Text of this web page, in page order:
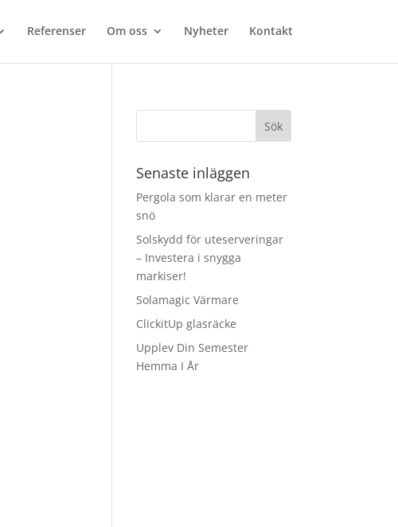
Referenser Om oss Nyheter Kontakt
Senaste inläggen
Pergola som klarar en meter
snö
Solskydd för uteserveringar
– Investera i snygga
markiser!
Solamagic Värmare
ClickitUp glasräcke
Upplev Din Semester
Hemma I År